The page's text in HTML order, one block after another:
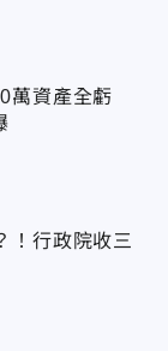
萬資產全虧
！行政院收三